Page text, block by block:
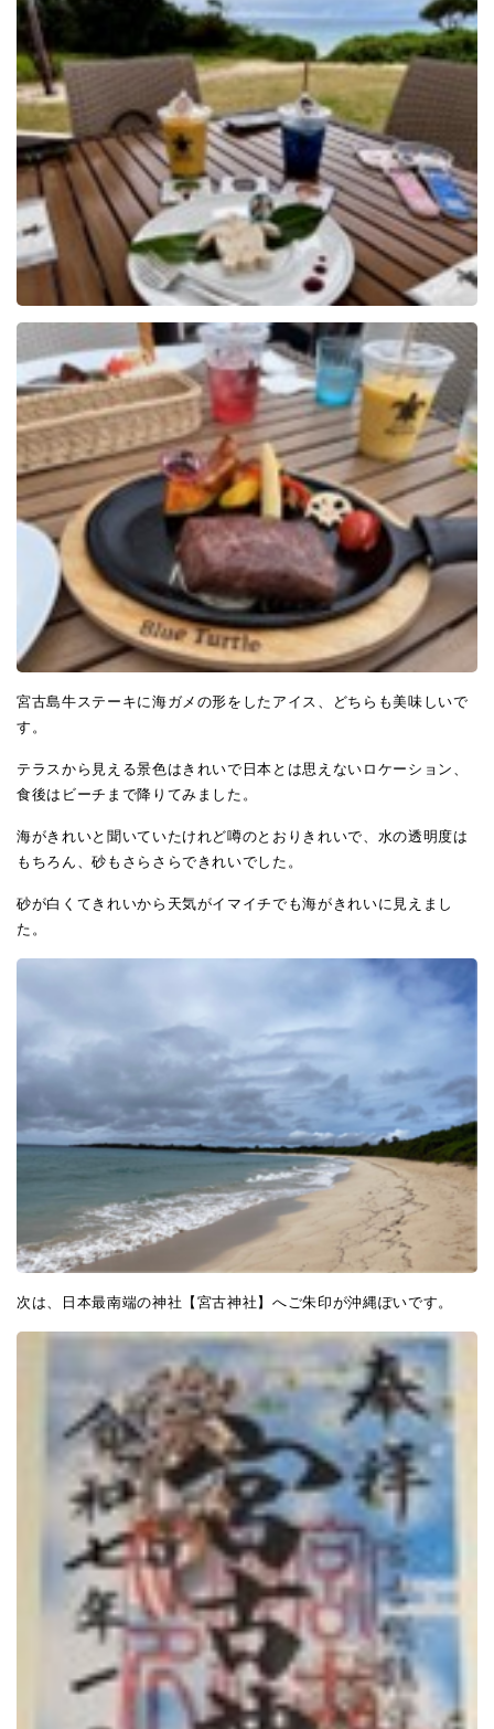
宮古島牛ステーキに海ガメの形をしたアイス、どちらも美味しいで
す。
テラスから見える景色はきれいで日本とは思えないロケーション、
食後はビーチまで降りてみました。
海がきれいと聞いていたけれど噂のとおりきれいで、水の透明度は
もちろん、砂もさらさらできれいでした。
砂が白くてきれいから天気がイマイチでも海がきれいに見えまし
た。
次は、日本最南端の神社【宮古神社】へご朱印が沖縄ぽいです。